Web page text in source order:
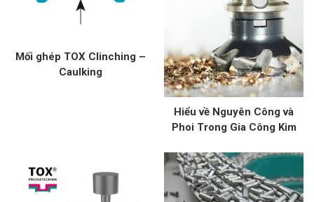
Mối ghép TOX Clinching –
Caulking
Hiểu về Nguyên Công và
Phoi Trong Gia Công Kim